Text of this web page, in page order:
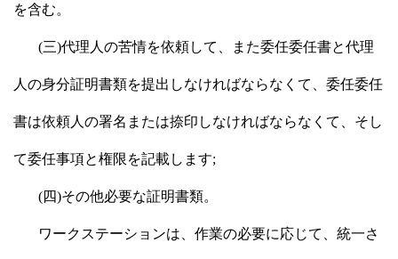
を含む。
(三)代理人の苦情を依頼して、また委任委任書と代理
人の身分証明書類を提出しなければならなくて、委任委任
書は依頼人の署名または捺印しなければならなくて、そし
て委任事項と権限を記載します;
(四)その他必要な証明書類。
ワークステーションは、作業の必要に応じて、統一さ